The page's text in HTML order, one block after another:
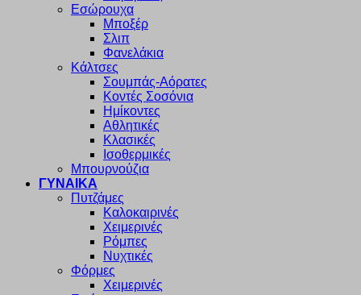
Εσώρουχα
Μποξέρ
Σλιπ
Φανελάκια
Κάλτσες
Σουμπάς-Αόρατες
Κοντές Σοσόνια
Ημίκοντες
Αθλητικές
Κλασικές
Ισοθερμικές
Μπουρνούζια
ΓΥΝΑΙΚΑ
Πυτζάμες
Καλοκαιρινές
Χειμερινές
Ρόμπες
Νυχτικές
Φόρμες
Χειμερινές